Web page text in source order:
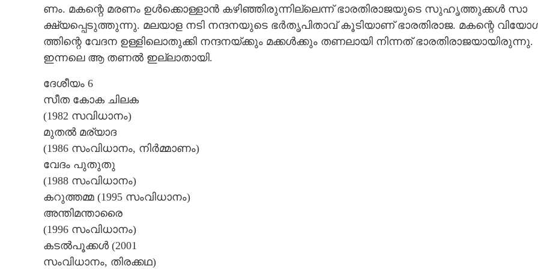
ണം.​ ​മ​ക​ന്റെ​ ​മ​ര​ണം​ ​ഉ​ൾ​ക്കൊ​ള്ളാ​ൻ​ ​ക​ഴി​ഞ്ഞി​രു​ന്നി​ല്ലെ​ന്ന് ​ഭാ​ര​തി​രാ​ജ​യു​ടെ​ ​സു​ഹൃ​ത്തു​ക്ക​ൾ​ ​സാ​
ക്ഷ്യ​പ്പെ​ടു​ത്തു​ന്നു. മ​ല​യാ​ള​ ​ന​ടി​ ​ന​ന്ദ​ന​യു​ടെ​ ​ഭ​ർ​തൃ​പി​താ​വ് ​കൂ​ടി​യാ​ണ് ​ഭാ​ര​തി​രാ​ജ.​ ​മ​ക​ന്റെ​
ത്തി​ന്റെ​ ​വേ​ദ​ന​ ​ഉ​ള്ളി​ലൊ​തു​ക്കി​ ​ന​ന്ദ​ന​യ്ക്കും​ ​മ​ക്ക​ൾ​ക്കും​ ​ത​ണ​ലാ​യി​ ​നി​ന്ന​ത് ​ഭാ​ര​തി​രാ​ജ​യാ​യി​രു​ന്നു.​ ​
ഇ​ന്ന​ലെ​ ​ആ​ ​ത​ണ​ൽ​ ​ഇ​ല്ലാ​താ​യി.
ദേ​ശീ​യം​ 6
​സീ​ത​ ​കോ​ക​ ​ചി​ല​ക​
​(1982​ ​സ​വി​ധാ​നം)
മു​ത​ൽ​ ​മ​ര്യാ​ദ​
(1986​ ​സം​വി​ധാ​നം,​ ​നി​ർ​മ്മാ​ണം)
​വേ​ദം​ ​പു​തു​തു​ ​
(1988​ ​സം​വി​ധാ​നം)
ക​റു​ത്ത​മ്മ​ ​(1995​ ​സം​വി​ധാ​നം)
​അ​ന്തി​മ​ന്താ​രൈ​ ​
(1996​ ​സം​വി​ധാ​നം)
ക​ട​ൽ​പൂ​ക്ക​ൾ​ ​(2001​
​സം​വി​ധാ​നം,​ ​തി​ര​ക്ക​ഥ​)